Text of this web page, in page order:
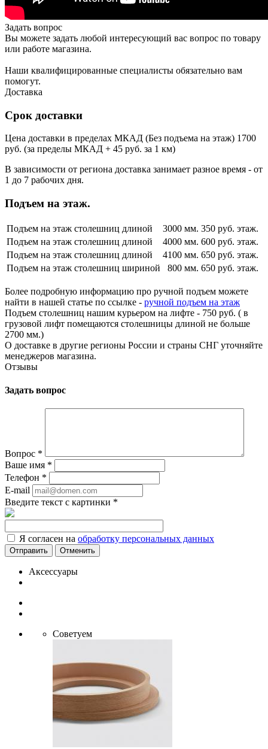
Задать вопрос
Вы можете задать любой интересующий вас вопрос по товару
или работе магазина.
Наши квалифицированные специалисты обязательно вам
помогут.
Доставка
Срок доставки
Цена доставки в пределах МКАД (Без подъема на этаж) 1700
руб. (за пределы МКАД + 45 руб. за 1 км)
В зависимости от региона доставка занимает разное время - от
1 до 7 рабочих дня.
Подъем на этаж.
Подъем на этаж столешниц длиной 3000 мм. 350 руб. этаж.
Подъем на этаж столешниц длиной
4000 мм. 600 руб. этаж.
Подъем на этаж столешниц длиной
4100 мм. 650 руб. этаж.
Подъем на этаж столешниц шириной
800 мм. 650 руб. этаж.
Более подробную информацию про ручной подъем можете
найти в нашей статье по ссылке - ручной подъем на этаж
Подъем столешниц нашим курьером на лифте - 750 руб. ( в
грузовой лифт помещаются столешницы длиной не больше
2700 мм.)
О доставке в другие регионы России и страны СНГ уточняйте
менеджеров магазина.
Отзывы
Задать вопрос
Вопрос *
Ваше имя *
Телефон *
E-mail
Введите текст с картинки *
Я согласен на обработку персональных данных
Отменить
Аксессуары
Советуем